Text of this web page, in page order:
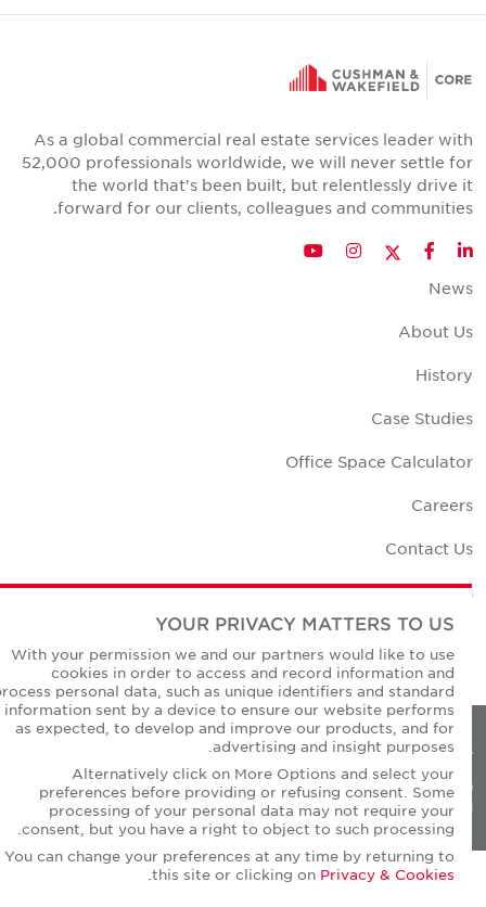
As a global commercial real estate services leader with
52,000 professionals worldwide, we will never settle for
the world that's been built, but relentlessly drive it
forward for our clients, colleagues and communities.
LinkedIn
Facebook
Twitter
Instagram
YouTube
News
About Us
History
Case Studies
Office Space Calculator
Careers
Contact Us
Office Locations
Corporate Social Responsibility
Privacy Policies
© Copyright Cushman & Wakefield Core 2026.
All Rights Reserved.
YOUR PRIVACY MATTERS TO US
With your permission we and our partners would like to use
cookies in order to access and record information and
process personal data, such as unique identifiers and standard
information sent by a device to ensure our website performs
as expected, to develop and improve our products, and for
advertising and insight purposes.
Alternatively click on More Options and select your
preferences before providing or refusing consent. Some
processing of your personal data may not require your
consent, but you have a right to object to such processing.
You can change your preferences at any time by returning to
this site or clicking onPrivacy & Cookies
.